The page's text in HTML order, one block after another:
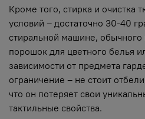
Кроме того, стирка и очистка
условий – достаточно 30-40
стиральной машине,
порошок для цветного белья
зависимости от предмета
ограничение – не стоит
что он потеряет свои
тактильные свойства.